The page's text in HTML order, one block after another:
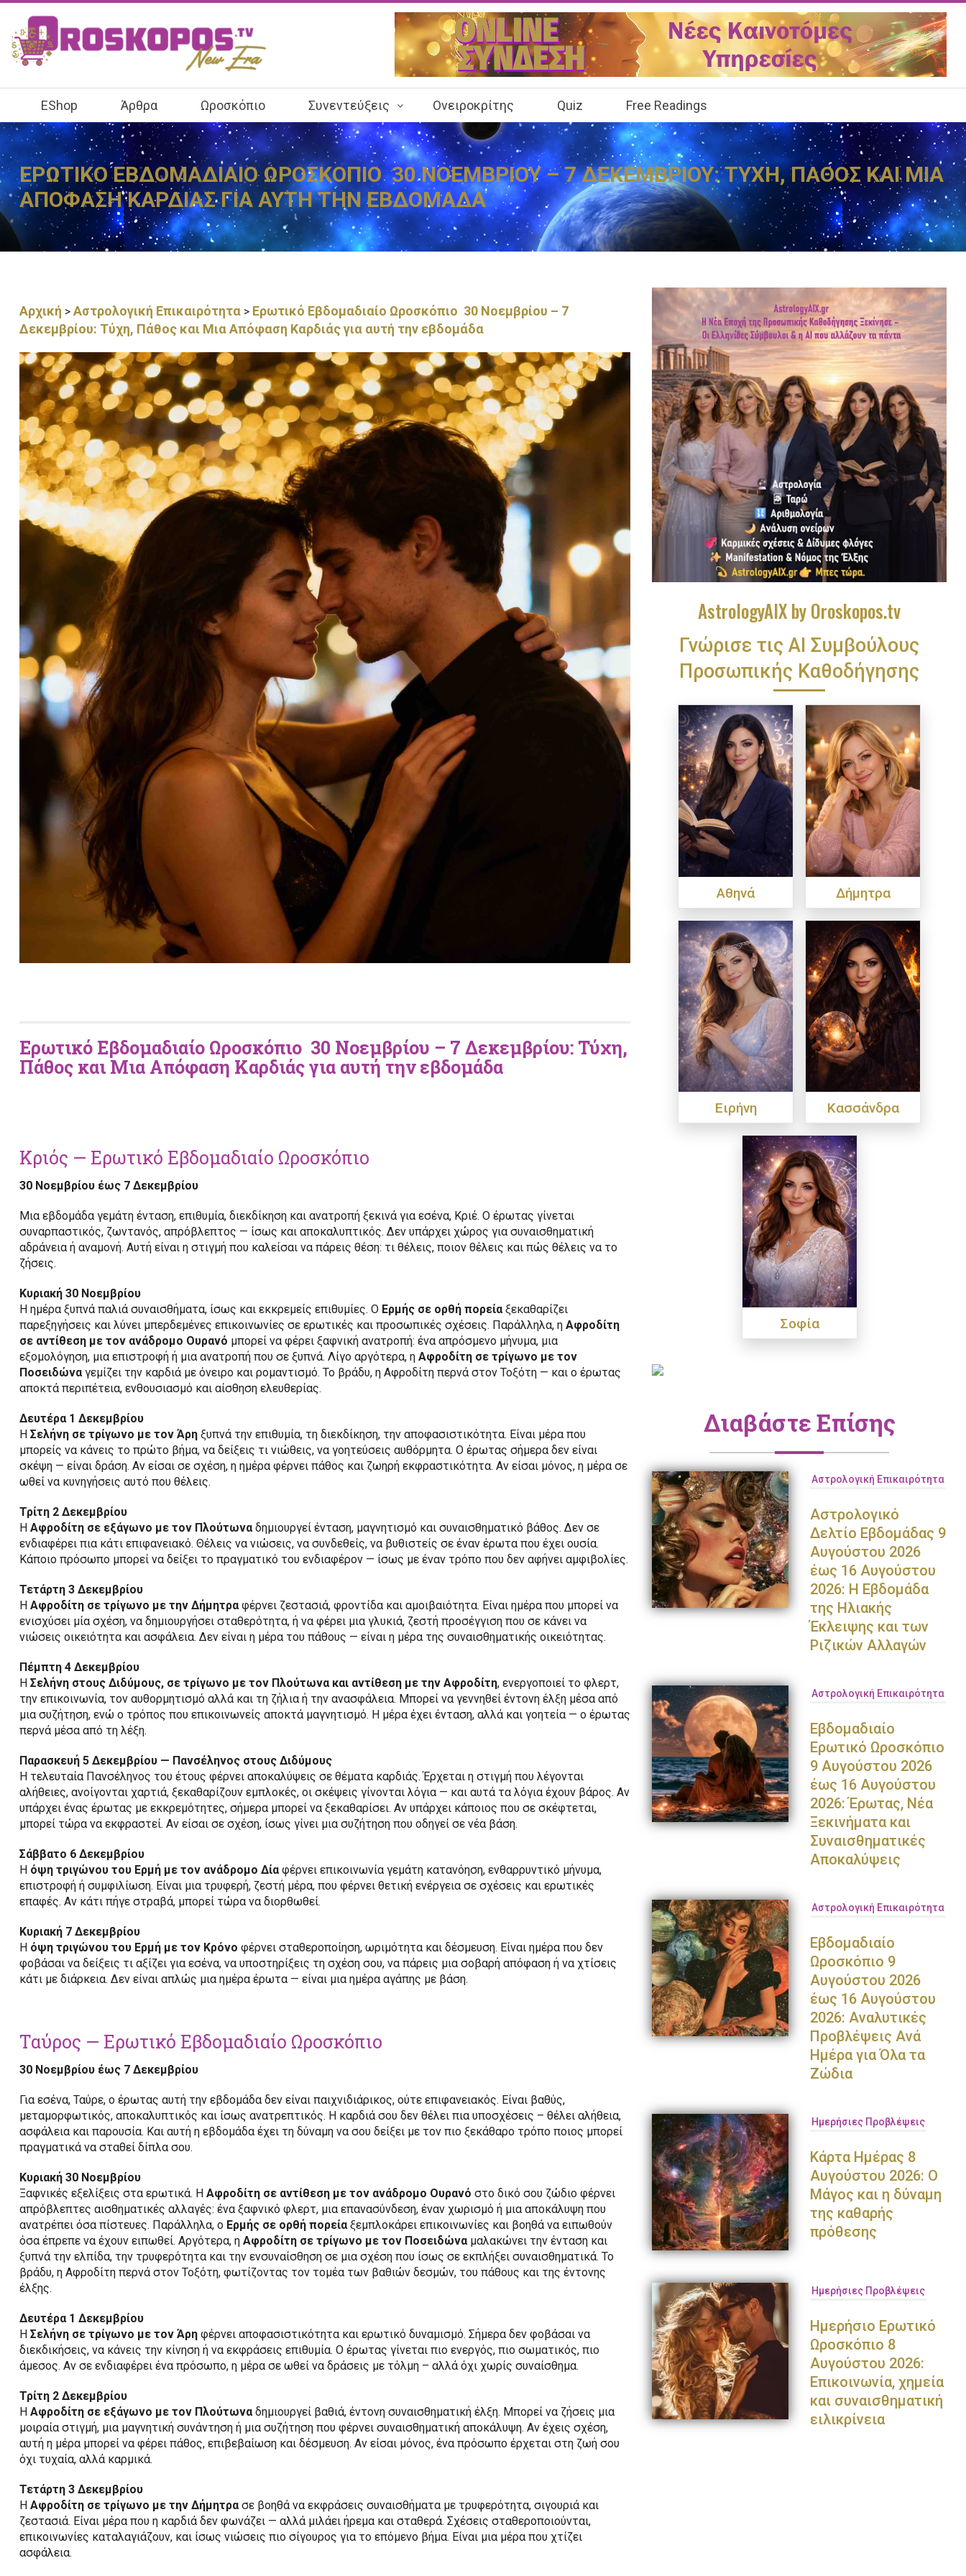
EShop Άρθρα Ωροσκόπιο Συνεντεύξεις Ονειροκρίτης Quiz Free Readings
ΕΡΩΤΙΚΟ ΕΒΔΟΜΑΔΙΑΙΟ ΩΡΟΣΚΟΠΙΟ 30 ΝΟΕΜΒΡΙΟΥ – 7 ΔΕΚΕΜΒΡΙΟΥ: ΤΥΧΗ, ΠΑΘΟΣ ΚΑΙ ΜΙΑ
ΑΠΟΦΑΣΗ ΚΑΡΔΙΑΣ ΓΙΑ ΑΥΤΗ ΤΗΝ ΕΒΔΟΜΑΔΑ
Αρχική > Αστρολογική Επικαιρότητα > Ερωτικό Εβδομαδιαίο Ωροσκόπιο 30 Νοεμβρίου – 7
Δεκεμβρίου: Τύχη, Πάθος και Μια Απόφαση Καρδιάς για αυτή την εβδομάδα
Ερωτικό Εβδομαδιαίο Ωροσκόπιο 30 Νοεμβρίου – 7 Δεκεμβρίου: Τύχη,
Πάθος και Μια Απόφαση Καρδιάς για αυτή την εβδομάδα
Κριός — Ερωτικό Εβδομαδιαίο Ωροσκόπιο
30 Νοεμβρίου έως 7 Δεκεμβρίου
Μια εβδομάδα γεμάτη ένταση, επιθυμία, διεκδίκηση και ανατροπή ξεκινά για εσένα, Κριέ. Ο έρωτας γίνεται
συναρπαστικός, ζωντανός, απρόβλεπτος — ίσως και αποκαλυπτικός. Δεν υπάρχει χώρος για συναισθηματική
αδράνεια ή αναμονή. Αυτή είναι η στιγμή που καλείσαι να πάρεις θέση: τι θέλεις, ποιον θέλεις και πώς θέλεις να το
ζήσεις.
Κυριακή 30 Νοεμβρίου
Η ημέρα ξυπνά παλιά συναισθήματα, ίσως και εκκρεμείς επιθυμίες. Ο Ερμής σε ορθή πορείαξεκαθαρίζει
παρεξηγήσεις και λύνει μπερδεμένες επικοινωνίες σε ερωτικές και προσωπικές σχέσεις. Παράλληλα, η Αφροδίτη
σε αντίθεση με τον ανάδρομο Ουρανό μπορεί να φέρει ξαφνική ανατροπή: ένα απρόσμενο μήνυμα, μια
εξομολόγηση, μια επιστροφή ή μια ανατροπή που σε ξυπνά. Λίγο αργότερα, η Αφροδίτη σε τρίγωνο με τον
Ποσειδώναγεμίζει την καρδιά με όνειρο και ρομαντισμό. Το βράδυ, η Αφροδίτη περνά στον Τοξότη — και ο έρωτας
αποκτά περιπέτεια, ενθουσιασμό και αίσθηση ελευθερίας.
Δευτέρα 1 Δεκεμβρίου
Η Σελήνη σε τρίγωνο με τον Άρη ξυπνά την επιθυμία, τη διεκδίκηση, την αποφασιστικότητα. Είναι μέρα που
μπορείς να κάνεις το πρώτο βήμα, να δείξεις τι νιώθεις, να γοητεύσεις αυθόρμητα. Ο έρωτας σήμερα δεν είναι
σκέψη — είναι δράση. Αν είσαι σε σχέση, η ημέρα φέρνει πάθος και ζωηρή εκφραστικότητα. Αν είσαι μόνος, η μέρα σε
ωθεί να κυνηγήσεις αυτό που θέλεις.
Τρίτη 2 Δεκεμβρίου
Η Αφροδίτη σε εξάγωνο με τον Πλούτωναδημιουργεί ένταση, μαγνητισμό και συναισθηματικό βάθος. Δεν σε
ενδιαφέρει πια κάτι επιφανειακό. Θέλεις να νιώσεις, να συνδεθείς, να βυθιστείς σε έναν έρωτα που έχει ουσία.
Κάποιο πρόσωπο μπορεί να δείξει το πραγματικό του ενδιαφέρον — ίσως με έναν τρόπο που δεν αφήνει αμφιβολίες.
Τετάρτη 3 Δεκεμβρίου
Η Αφροδίτη σε τρίγωνο με την Δήμητραφέρνει ζεστασιά, φροντίδα και αμοιβαιότητα. Είναι ημέρα που μπορεί να
ενισχύσει μία σχέση, να δημιουργήσει σταθερότητα, ή να φέρει μια γλυκιά, ζεστή προσέγγιση που σε κάνει να
νιώσεις οικειότητα και ασφάλεια. Δεν είναι η μέρα του πάθους — είναι η μέρα της συναισθηματικής οικειότητας.
Πέμπτη 4 Δεκεμβρίου
Η Σελήνη στους Διδύμους, σε τρίγωνο με τον Πλούτωνα και αντίθεση με την Αφροδίτη, ενεργοποιεί το φλερτ,
την επικοινωνία, τον αυθορμητισμό αλλά και τη ζήλια ή την ανασφάλεια. Μπορεί να γεννηθεί έντονη έλξη μέσα από
μια συζήτηση, ενώ ο τρόπος που επικοινωνείς αποκτά μαγνητισμό. Η μέρα έχει ένταση, αλλά και γοητεία — ο έρωτας
περνά μέσα από τη λέξη.
Παρασκευή 5 Δεκεμβρίου — Πανσέληνος στους Διδύμους
Η τελευταία Πανσέληνος του έτους φέρνει αποκαλύψεις σε θέματα καρδιάς. Έρχεται η στιγμή που λέγονται
αλήθειες, ανοίγονται χαρτιά, ξεκαθαρίζουν εμπλοκές, οι σκέψεις γίνονται λόγια — και αυτά τα λόγια έχουν βάρος. Αν
υπάρχει ένας έρωτας με εκκρεμότητες, σήμερα μπορεί να ξεκαθαρίσει. Αν υπάρχει κάποιος που σε σκέφτεται,
μπορεί τώρα να εκφραστεί. Αν είσαι σε σχέση, ίσως γίνει μια συζήτηση που οδηγεί σε νέα βάση.
Σάββατο 6 Δεκεμβρίου
Η όψη τριγώνου του Ερμή με τον ανάδρομο Δίαφέρνει επικοινωνία γεμάτη κατανόηση, ενθαρρυντικό μήνυμα,
επιστροφή ή συμφιλίωση. Είναι μια τρυφερή, ζεστή μέρα, που φέρνει θετική ενέργεια σε σχέσεις και ερωτικές
επαφές. Αν κάτι πήγε στραβά, μπορεί τώρα να διορθωθεί.
Κυριακή 7 Δεκεμβρίου
Η όψη τριγώνου του Ερμή με τον Κρόνο φέρνει σταθεροποίηση, ωριμότητα και δέσμευση. Είναι ημέρα που δεν
φοβάσαι να δείξεις τι αξίζει για εσένα, να υποστηρίξεις τη σχέση σου, να πάρεις μια σοβαρή απόφαση ή να χτίσεις
κάτι με διάρκεια. Δεν είναι απλώς μια ημέρα έρωτα — είναι μια ημέρα αγάπης με βάση.
Ταύρος — Ερωτικό Εβδομαδιαίο Ωροσκόπιο
30 Νοεμβρίου έως 7 Δεκεμβρίου
Για εσένα, Ταύρε, ο έρωτας αυτή την εβδομάδα δεν είναι παιχνιδιάρικος, ούτε επιφανειακός. Είναι βαθύς,
μεταμορφωτικός, αποκαλυπτικός και ίσως ανατρεπτικός. Η καρδιά σου δεν θέλει πια υποσχέσεις – θέλει αλήθεια,
ασφάλεια και παρουσία. Και αυτή η εβδομάδα έχει τη δύναμη να σου δείξει με τον πιο ξεκάθαρο τρόπο ποιος μπορεί
πραγματικά να σταθεί δίπλα σου.
Κυριακή 30 Νοεμβρίου
Ξαφνικές εξελίξεις στα ερωτικά. Η Αφροδίτη σε αντίθεση με τον ανάδρομο Ουρανό στο δικό σου ζώδιο φέρνει
απρόβλεπτες αισθηματικές αλλαγές: ένα ξαφνικό φλερτ, μια επανασύνδεση, έναν χωρισμό ή μια αποκάλυψη που
ανατρέπει όσα πίστευες. Παράλληλα, ο Ερμής σε ορθή πορείαξεμπλοκάρει επικοινωνίες και βοηθά να ειπωθούν
όσα έπρεπε να έχουν ειπωθεί. Αργότερα, η Αφροδίτη σε τρίγωνο με τον Ποσειδώναμαλακώνει την ένταση και
ξυπνά την ελπίδα, την τρυφερότητα και την ενσυναίσθηση σε μια σχέση που ίσως σε εκπλήξει συναισθηματικά. Το
βράδυ, η Αφροδίτη περνά στον Τοξότη, φωτίζοντας τον τομέα των βαθιών δεσμών, του πάθους και της έντονης
έλξης.
Δευτέρα 1 Δεκεμβρίου
Η Σελήνη σε τρίγωνο με τον Άρη φέρνει αποφασιστικότητα και ερωτικό δυναμισμό. Σήμερα δεν φοβάσαι να
διεκδικήσεις, να κάνεις την κίνηση ή να εκφράσεις επιθυμία. Ο έρωτας γίνεται πιο ενεργός, πιο σωματικός, πιο
άμεσος. Αν σε ενδιαφέρει ένα πρόσωπο, η μέρα σε ωθεί να δράσεις με τόλμη – αλλά όχι χωρίς συναίσθημα.
Τρίτη 2 Δεκεμβρίου
Η Αφροδίτη σε εξάγωνο με τον Πλούτωναδημιουργεί βαθιά, έντονη συναισθηματική έλξη. Μπορεί να ζήσεις μια
μοιραία στιγμή, μια μαγνητική συνάντηση ή μια συζήτηση που φέρνει συναισθηματική αποκάλυψη. Αν έχεις σχέση,
αυτή η μέρα μπορεί να φέρει πάθος, επιβεβαίωση και δέσμευση. Αν είσαι μόνος, ένα πρόσωπο έρχεται στη ζωή σου
όχι τυχαία, αλλά καρμικά.
Τετάρτη 3 Δεκεμβρίου
Η Αφροδίτη σε τρίγωνο με την Δήμητρασε βοηθά να εκφράσεις συναισθήματα με τρυφερότητα, σιγουριά και
ζεστασιά. Είναι μέρα που η καρδιά δεν φωνάζει — αλλά μιλάει ήρεμα και σταθερά. Σχέσεις σταθεροποιούνται,
επικοινωνίες καταλαγιάζουν, και ίσως νιώσεις πιο σίγουρος για το επόμενο βήμα. Είναι μια μέρα που χτίζει
ασφάλεια.
AstrologyAIX by Oroskopos.tv
Γνώρισε τις ΑΙ Συμβούλους
Προσωπικής Καθοδήγησης
Αθηνά Δήμητρα
Ειρήνη Κασσάνδρα
Σοφία
Διαβάστε Επίσης
Αστρολογική Επικαιρότητα
Αστρολογικό
Δελτίο Εβδομάδας 9
Αυγούστου 2026
έως 16 Αυγούστου
2026: Η Εβδομάδα
της Ηλιακής
Έκλειψης και των
Ριζικών Αλλαγών
Αστρολογική Επικαιρότητα
Εβδομαδιαίο
Ερωτικό Ωροσκόπιο
9 Αυγούστου 2026
έως 16 Αυγούστου
2026: Έρωτας, Νέα
Ξεκινήματα και
Συναισθηματικές
Αποκαλύψεις
Αστρολογική Επικαιρότητα
Εβδομαδιαίο
Ωροσκόπιο 9
Αυγούστου 2026
έως 16 Αυγούστου
2026: Αναλυτικές
Προβλέψεις Ανά
Ημέρα για Όλα τα
Ζώδια
Ημερήσιες Προβλέψεις
Κάρτα Ημέρας 8
Αυγούστου 2026: Ο
Μάγος και η δύναμη
της καθαρής
πρόθεσης
Ημερήσιες Προβλέψεις
Ημερήσιο Ερωτικό
Ωροσκόπιο 8
Αυγούστου 2026:
Επικοινωνία, χημεία
και συναισθηματική
ειλικρίνεια